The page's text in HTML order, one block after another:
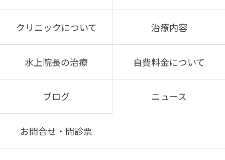
クリニックについて 治療内容
水上院長の治療 自費料金について
ブログ ニュース
お問合せ・問診票